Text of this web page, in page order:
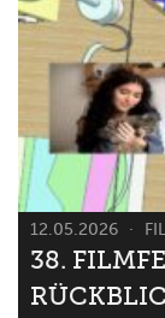
12.05.2026
38.